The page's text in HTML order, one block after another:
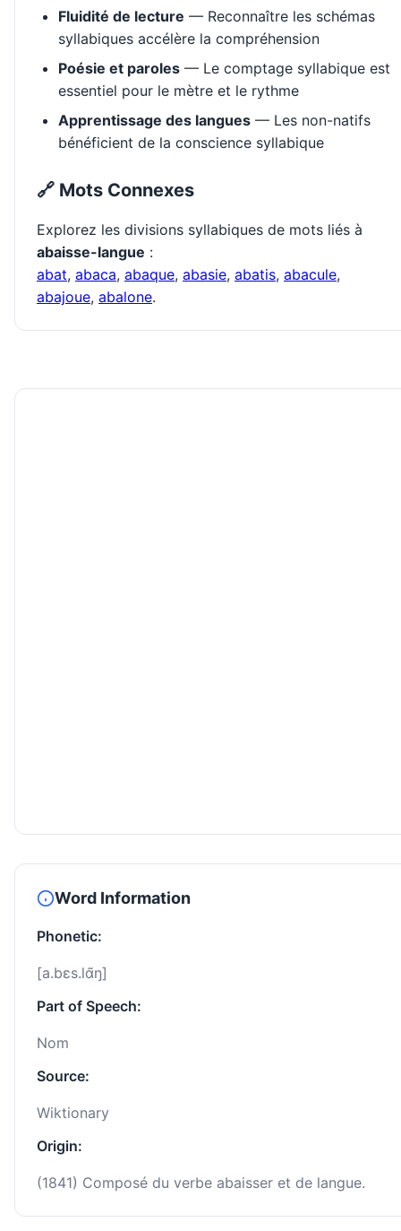
Fluidité de lecture — Reconnaître les schémas
syllabiques accélère la compréhension
Poésie et paroles — Le comptage syllabique est
essentiel pour le mètre et le rythme
Apprentissage des langues — Les non-natifs
bénéficient de la conscience syllabique
🔗 Mots Connexes
Explorez les divisions syllabiques de mots liés à
abaisse-langue :
abat, abaca, abaque, abasie, abatis, abacule,
abajoue, abalone.
Word Information
Phonetic:
[a.bɛs.lɑ̃ŋ]
Part of Speech:
Nom
Source:
Wiktionary
Origin:
(1841) Composé du verbe abaisser et de langue.